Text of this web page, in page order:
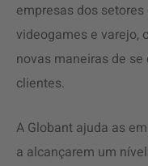
empresas dos
videogames e varejo,
novas maneiras de
clientes.
A Globant ajuda as
a alcançarem um